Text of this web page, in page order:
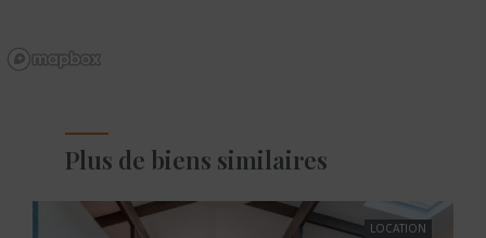
Plus de biens similaires
LOCATION